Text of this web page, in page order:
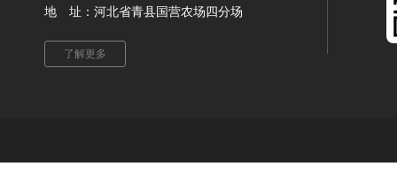
地 址：河北省青县国营农场四分场
了解更多